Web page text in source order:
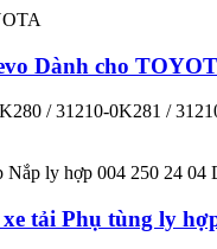
Dành cho
/ 31210-0K281 /
tải Phụ tùng ly